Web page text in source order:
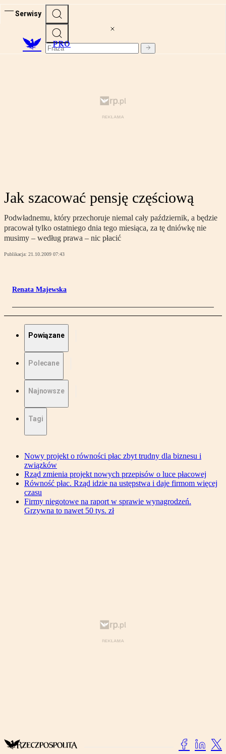
Serwisy
PRO
Jak szacować pensję częściową
Podwładnemu, który przechoruje niemal cały październik, a będzie
pracował tylko ostatniego dnia tego miesiąca, za tę dniówkę nie
musimy – według prawa – nic płacić
Publikacja: 21.10.2009 07:43
Renata Majewska
Powiązane
Polecane
Najnowsze
Tagi
Nowy projekt o równości płac zbyt trudny dla biznesu i
związków
Rząd zmienia projekt nowych przepisów o luce płacowej
Równość płac. Rząd idzie na ustępstwa i daje firmom więcej
czasu
Firmy niegotowe na raport w sprawie wynagrodzeń.
Grzywna to nawet 50 tys. zł